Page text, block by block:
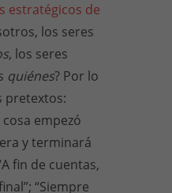
estratégicos de
los seres
, los seres
quiénes? Por lo
pretextos:
empezó
y terminará
fin de cuentas,
“Siempre